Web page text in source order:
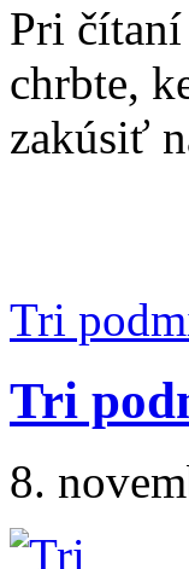
Pri čítaní
chrbte,
zakúsiť
Tri
Tri
8.